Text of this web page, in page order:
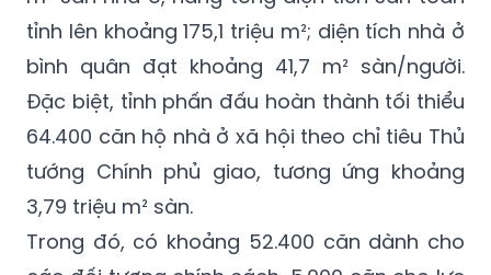
bình quân đạt khoảng 41,7 m² sàn/người.
Đặc biệt, tỉnh phấn đấu hoàn thành tối thiểu
64.400 căn hộ nhà ở xã hội theo chỉ tiêu Thủ
tướng Chính phủ giao, tương ứng khoảng
3,79 triệu m² sàn.
Trong đó, có khoảng 52.400 căn dành cho
các đối tượng chính sách, 5.000 căn cho lực
lượng vũ trang và 7.000 căn nhà lưu trú công